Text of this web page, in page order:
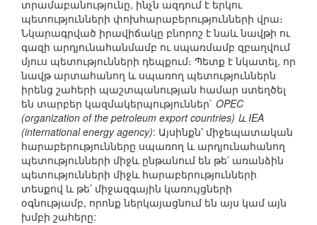
տրամաբանությունը, ինչն ազդում է երկու
պետությունների փոխհարաբերությունների վրա։
Նկարագրված իրավիճակը բնորոշ է նաև նավթի ու
գազի արդյունահանմամբ ու սպառմամբ զբաղվում
մյուս պետությունների դեպքում։ Պետք է նկատել, որ
նավթ արտահանող և սպառող պետություններն
իրենց շահերի պաշտպանության համար ստեղծել
են տարբեր կազմակերպություններ` OPEC
(organization of the petroleum export countries) և IEA
(international energy agency): Այսինքն՝ միջեպատական
հարաբերությունները սպառող և արդյունահանող
պետությունների միջև ընթանում են թե՛ առանձին
պետությունների միջև հարաբերությունների
տեսքով և թե՛ միջազգային կառույցների
օգնությամբ, որոնք ներկայացնում են այս կամ այն
խմբի շահերը: